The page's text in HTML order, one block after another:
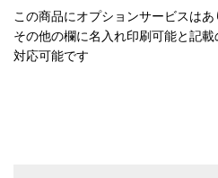
この商品にオプションサービスはあ
その他の欄に名入れ印刷可能と記
対応可能です